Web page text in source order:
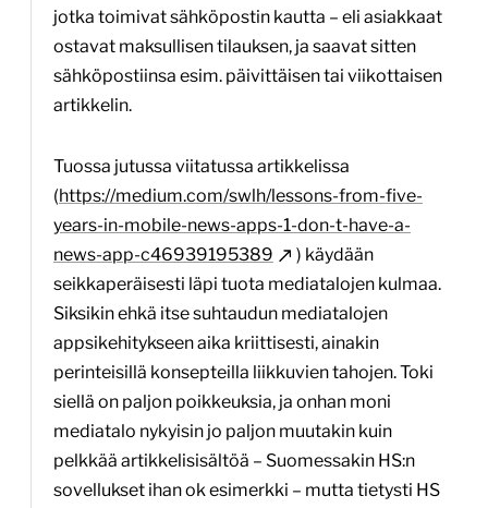
jotka toimivat sähköpostin kautta – eli asiakkaat
ostavat maksullisen tilauksen, ja saavat sitten
sähköpostiinsa esim. päivittäisen tai viikottaisen
artikkelin.
Tuossa jutussa viitatussa artikkelissa
(https://medium.com/swlh/lessons-from-five-
years-in-mobile-news-apps-1-don-t-have-a-
news-app-c46939195389
) käydään
seikkaperäisesti läpi tuota mediatalojen kulmaa.
Siksikin ehkä itse suhtaudun mediatalojen
appsikehitykseen aika kriittisesti, ainakin
perinteisillä konsepteilla liikkuvien tahojen. Toki
siellä on paljon poikkeuksia, ja onhan moni
mediatalo nykyisin jo paljon muutakin kuin
pelkkää artikkelisisältöä – Suomessakin HS:n
sovellukset ihan ok esimerkki – mutta tietysti HS